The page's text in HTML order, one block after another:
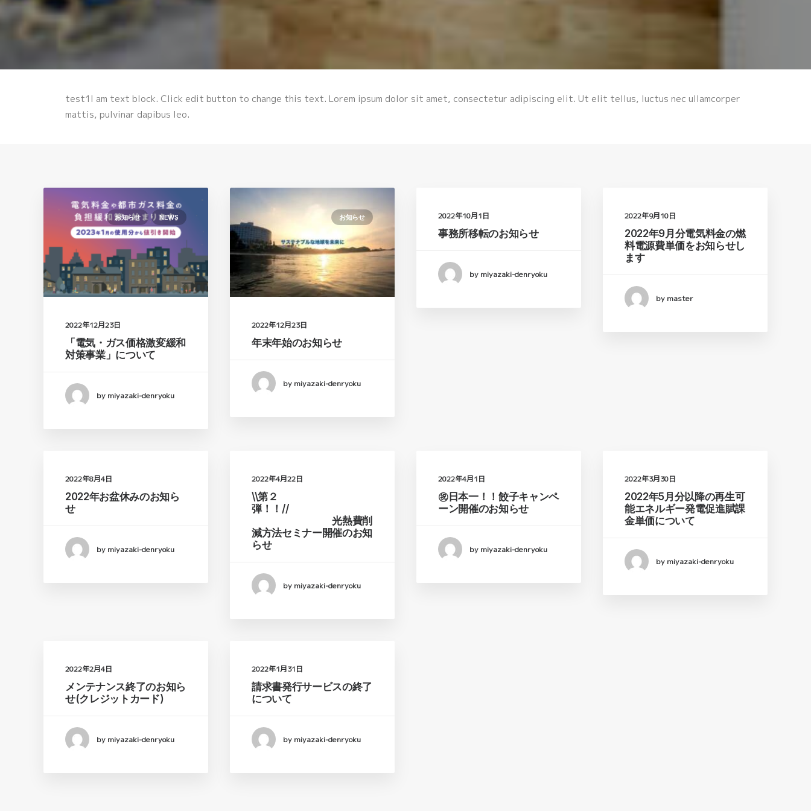
test1I am text block. Click edit button to change this text. Lorem ipsum dolor sit amet, consectetur adipiscing elit. Ut elit tellus, luctus nec ullamcorper
mattis, pulvinar dapibus leo.
お知らせ NEWS
2022年12月23日
「電気・ガス価格激変緩和
対策事業」について
by miyazaki-denryoku
お知らせ
2022年12月23日
年末年始のお知らせ
by miyazaki-denryoku
2022年10月1日
事務所移転のお知らせ
by miyazaki-denryoku
2022年9月10日
2022年9月分電気料金の燃
料電源費単価をお知らせし
ます
by master
2022年8月4日
2022年お盆休みのお知ら
せ
by miyazaki-denryoku
2022年4月22日
\\第２
弾！！//
光熱費削
減方法セミナー開催のお知
らせ
by miyazaki-denryoku
2022年4月1日
㊗日本一！！餃子キャンペ
ーン開催のお知らせ
by miyazaki-denryoku
2022年3月30日
2022年5月分以降の再生可
能エネルギー発電促進賦課
金単価について
by miyazaki-denryoku
2022年2月4日
メンテナンス終了のお知ら
せ(クレジットカード)
by miyazaki-denryoku
2022年1月31日
請求書発行サービスの終了
について
by miyazaki-denryoku